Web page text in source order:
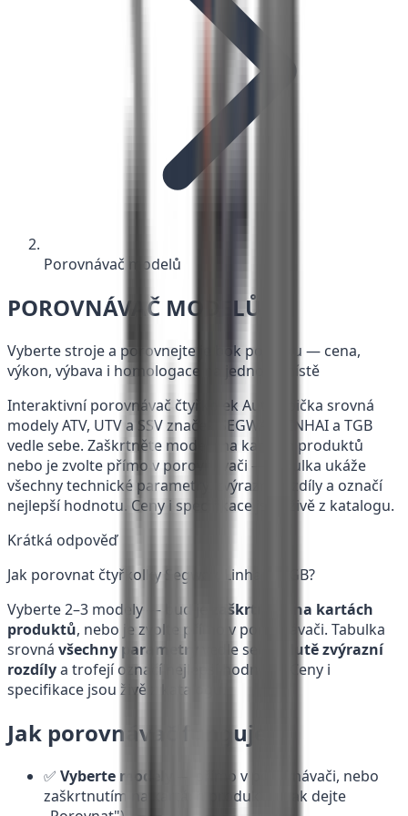
Porovnávač modelů
POROVNÁVAČ MODELŮ
Vyberte stroje a porovnejte je bok po boku — cena,
výkon, výbava i homologace na jednom místě
Interaktivní porovnávač čtyřkolek Auto Špička srovná
modely ATV, UTV a SSV značek SEGWAY, LINHAI a TGB
vedle sebe. Zaškrtněte modely na kartách produktů
nebo je zvolte přímo v porovnávači — tabulka ukáže
všechny technické parametry, zvýrazní rozdíly a označí
nejlepší hodnotu. Ceny i specifikace jsou živě z katalogu.
Krátká odpověď
Jak porovnat čtyřkolky Segway, Linhai a TGB?
Vyberte 2–3 modely — buď je
zaškrtněte na kartách
produktů, nebo je zvolte přímo v porovnávači. Tabulka
srovná všechny parametry vedle sebe,
žlutě zvýrazní
rozdílya trofejí označí nejlepší hodnotu. Ceny i
specifikace jsou živě z katalogu.
Jak porovnávač funguje
✅ Vyberte modely
— přímo v porovnávači, nebo
zaškrtnutím na kartách produktů (pak dejte